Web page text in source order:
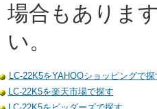
場合もありま
い。
LC-22K5をYAHOOショッピングで探
LC-22K5を楽天市場で探す
LC-22K5をビッダーズで探す